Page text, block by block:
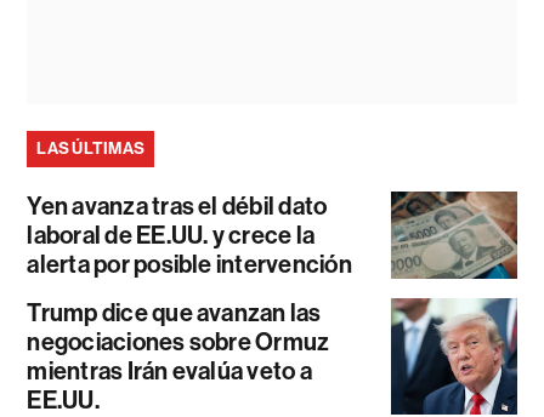
LAS ÚLTIMAS
Yen avanza tras el débil dato
laboral de EE.UU. y crece la
alerta por posible intervención
Trump dice que avanzan las
negociaciones sobre Ormuz
mientras Irán evalúa veto a
EE.UU.